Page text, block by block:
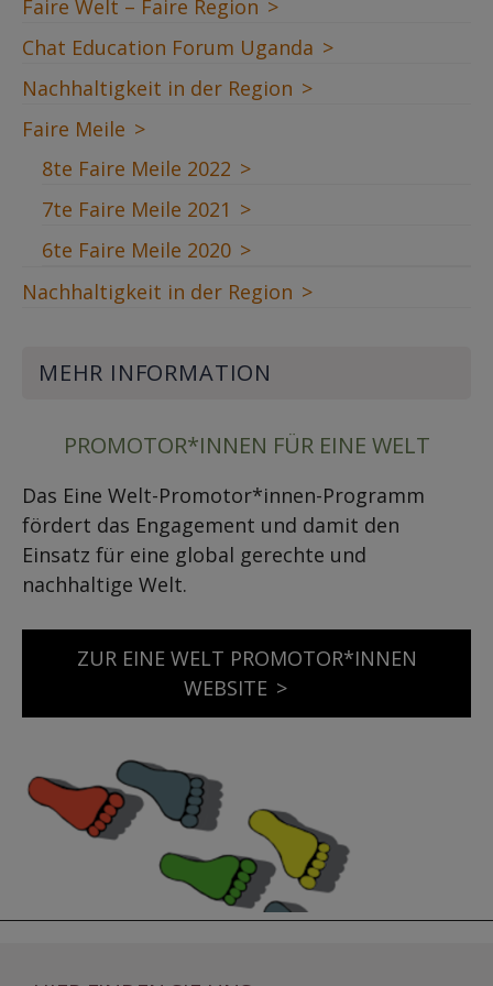
Faire Welt – Faire Region
Chat Education Forum Uganda
Nachhaltigkeit in der Region
Faire Meile
8te Faire Meile 2022
7te Faire Meile 2021
6te Faire Meile 2020
Nachhaltigkeit in der Region
MEHR INFORMATION
PROMOTOR*INNEN FÜR EINE WELT
Das Eine Welt-Promotor*innen-Programm
fördert das Engagement und damit den
Einsatz für eine global gerechte und
nachhaltige Welt.
ZUR EINE WELT PROMOTOR*INNEN
WEBSITE